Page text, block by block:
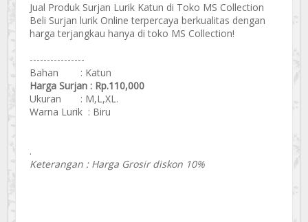
Jual Produk Surjan Lurik Katun di Toko MS Collection
Beli Surjan lurik Online terpercaya berkualitas dengan
harga terjangkau hanya di toko MS Collection!
----------------
Bahan : Katun
Harga Surjan : Rp.110,000
Ukuran : M,L,XL.
Warna Lurik : Biru
.
Keterangan : Harga Grosir diskon 10%